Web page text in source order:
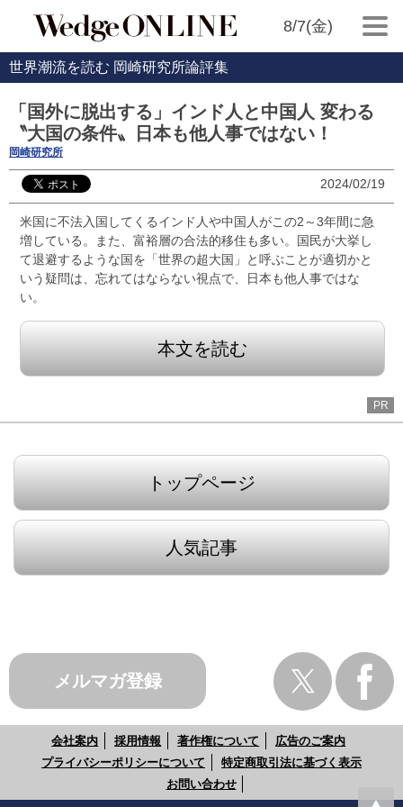
8/7(金)
世界潮流を読む 岡崎研究所論評集
「国外に脱出する」インド人と中国人 変わる
〝大国の条件〟日本も他人事ではない！
岡崎研究所
2024/02/19
米国に不法入国してくるインド人や中国人がこの2～3年間に急
増している。また、富裕層の合法的移住も多い。国民が大挙し
て退避するような国を「世界の超大国」と呼ぶことが適切かと
いう疑問は、忘れてはならない視点で、日本も他人事ではな
い。
本文を読む
PR
トップページ
人気記事
メルマガ登録
会社案内 採用情報 著作権について
広告のご案内
プライバシーポリシーについて
特定商取引法に基づく表示
お問い合わせ